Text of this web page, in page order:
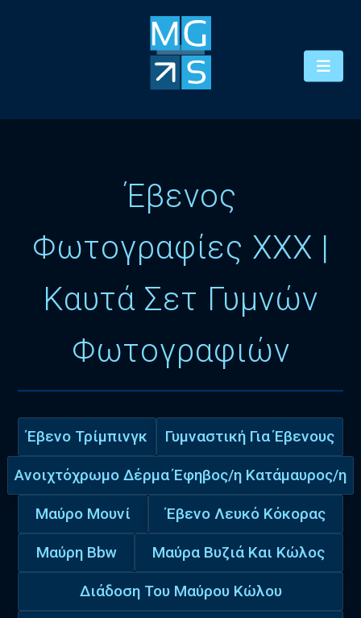
Έβενος
Φωτογραφίες XXX |
Καυτά Σετ Γυμνών
Φωτογραφιών
Έβενο Τρίμπινγκ Γυμναστική Για Έβενους
Ανοιχτόχρωμο Δέρμα Έφηβος/η Κατάμαυρος/η
Μαύρο Μουνί Έβενο Λευκό Κόκορας
Μαύρη Bbw Μαύρα Βυζιά Και Κώλος
Διάδοση Του Μαύρου Κώλου